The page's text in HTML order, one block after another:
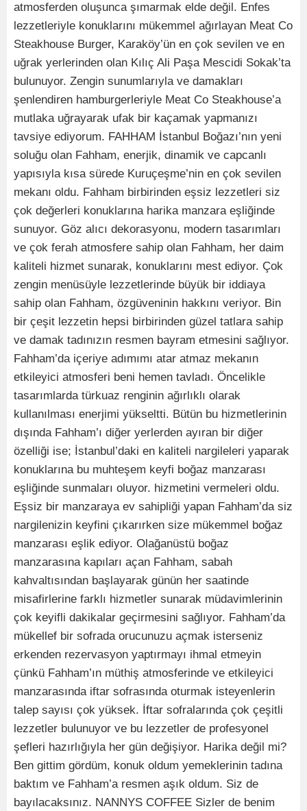
atmosferden oluşunca şımarmak elde değil. Enfes
lezzetleriyle konuklarını mükemmel ağırlayan Meat Co
Steakhouse Burger, Karaköy’ün en çok sevilen ve en
uğrak yerlerinden olan Kılıç Ali Paşa Mescidi Sokak’ta
bulunuyor. Zengin sunumlarıyla ve damakları
şenlendiren hamburgerleriyle Meat Co Steakhouse’a
mutlaka uğrayarak ufak bir kaçamak yapmanızı
tavsiye ediyorum. FAHHAM İstanbul Boğazı’nın yeni
soluğu olan Fahham, enerjik, dinamik ve capcanlı
yapısıyla kısa sürede Kuruçeşme’nin en çok sevilen
mekanı oldu. Fahham birbirinden eşsiz lezzetleri siz
çok değerleri konuklarına harika manzara eşliğinde
sunuyor. Göz alıcı dekorasyonu, modern tasarımları
ve çok ferah atmosfere sahip olan Fahham, her daim
kaliteli hizmet sunarak, konuklarını mest ediyor. Çok
zengin menüsüyle lezzetlerinde büyük bir iddiaya
sahip olan Fahham, özgüveninin hakkını veriyor. Bin
bir çeşit lezzetin hepsi birbirinden güzel tatlara sahip
ve damak tadınızın resmen bayram etmesini sağlıyor.
Fahham’da içeriye adımımı atar atmaz mekanın
etkileyici atmosferi beni hemen tavladı. Öncelikle
tasarımlarda türkuaz renginin ağırlıklı olarak
kullanılması enerjimi yükseltti. Bütün bu hizmetlerinin
dışında Fahham’ı diğer yerlerden ayıran bir diğer
özelliği ise; İstanbul’daki en kaliteli nargileleri yaparak
konuklarına bu muhteşem keyfi boğaz manzarası
eşliğinde sunmaları oluyor. hizmetini vermeleri oldu.
Eşsiz bir manzaraya ev sahipliği yapan Fahham’da siz
nargilenizin keyfini çıkarırken size mükemmel boğaz
manzarası eşlik ediyor. Olağanüstü boğaz
manzarasına kapıları açan Fahham, sabah
kahvaltısından başlayarak günün her saatinde
misafirlerine farklı hizmetler sunarak müdavimlerinin
çok keyifli dakikalar geçirmesini sağlıyor. Fahham’da
mükellef bir sofrada orucunuzu açmak isterseniz
erkenden rezervasyon yaptırmayı ihmal etmeyin
çünkü Fahham’ın müthiş atmosferinde ve etkileyici
manzarasında iftar sofrasında oturmak isteyenlerin
talep sayısı çok yüksek. İftar sofralarında çok çeşitli
lezzetler bulunuyor ve bu lezzetler de profesyonel
şefleri hazırlığıyla her gün değişiyor. Harika değil mi?
Ben gittim gördüm, konuk oldum yemeklerinin tadına
baktım ve Fahham’a resmen aşık oldum. Siz de
bayılacaksınız. NANNYS COFFEE Sizler de benim